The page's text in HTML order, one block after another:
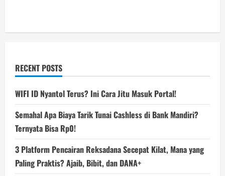
RECENT POSTS
WIFI ID Nyantol Terus? Ini Cara Jitu Masuk Portal!
Semahal Apa Biaya Tarik Tunai Cashless di Bank Mandiri?
Ternyata Bisa Rp0!
3 Platform Pencairan Reksadana Secepat Kilat, Mana yang
Paling Praktis? Ajaib, Bibit, dan DANA+